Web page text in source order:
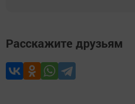
Расскажите друзьям